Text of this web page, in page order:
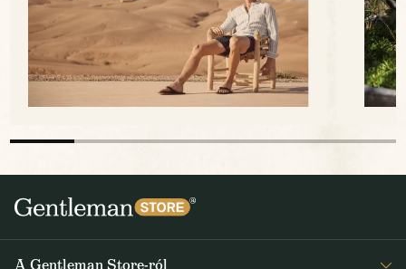
A Gentleman Store-ról